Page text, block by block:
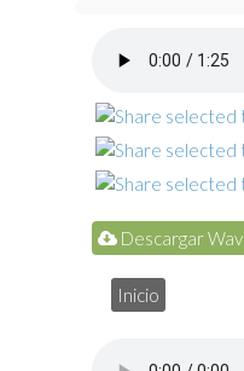
Descargar Wav
Inicio